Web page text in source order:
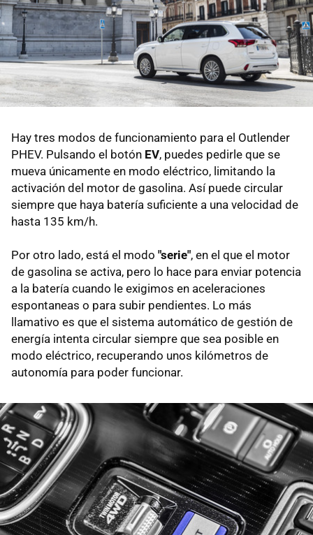
Hay tres modos de funcionamiento para el Outlender
PHEV. Pulsando el botón EV, puedes pedirle que se
mueva únicamente en modo eléctrico, limitando la
activación del motor de gasolina. Así puede circular
siempre que haya batería suficiente a una velocidad de
hasta 135 km/h.
Por otro lado, está el modo "serie", en el que el motor
de gasolina se activa, pero lo hace para enviar potencia
a la batería cuando le exigimos en aceleraciones
espontaneas o para subir pendientes. Lo más
llamativo es que el sistema automático de gestión de
energía intenta circular siempre que sea posible en
modo eléctrico, recuperando unos kilómetros de
autonomía para poder funcionar.